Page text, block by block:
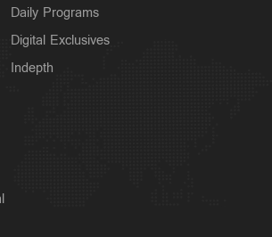
Daily Programs
Digital Exclusives
Indepth